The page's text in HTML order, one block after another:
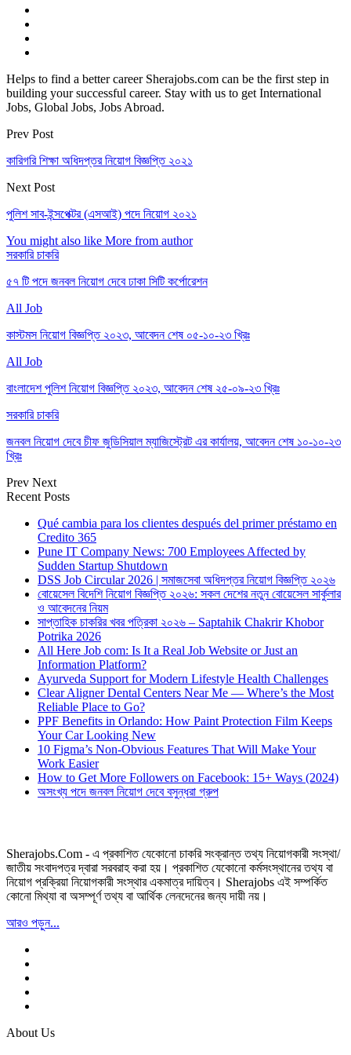
Helps to find a better career Sherajobs.com can be the first step in
building your successful career. Stay with us to get International
Jobs, Global Jobs, Jobs Abroad.
Prev Post
কারিগরি শিক্ষা অধিদপ্তর নিয়োগ বিজ্ঞপ্তি ২০২১
Next Post
পুলিশ সাব-ইন্সপেক্টর (এসআই) পদে নিয়োগ ২০২১
You might also like More from author
সরকারি চাকরি
৫৭ টি পদে জনবল নিয়োগ দেবে ঢাকা সিটি কর্পোরেশন
All Job
কাস্টমস নিয়োগ বিজ্ঞপ্তি ২০২৩, আবেদন শেষ ০৫-১০-২৩ খ্রিঃ
All Job
বাংলাদেশ পুলিশ নিয়োগ বিজ্ঞপ্তি ২০২৩, আবেদন শেষ ২৫-০৯-২৩ খ্রিঃ
সরকারি চাকরি
জনবল নিয়োগ দেবে চীফ জুডিসিয়াল ম্যাজিস্ট্রেট এর কার্যালয়, আবেদন শেষ ১০-১০-২৩
খ্রিঃ
Prev Next
Recent Posts
Qué cambia para los clientes después del primer préstamo en
Credito 365
Pune IT Company News: 700 Employees Affected by
Sudden Startup Shutdown
DSS Job Circular 2026 | সমাজসেবা অধিদপ্তর নিয়োগ বিজ্ঞপ্তি ২০২৬
বোয়েসেল বিদেশি নিয়োগ বিজ্ঞপ্তি ২০২৬: সকল দেশের নতুন বোয়েসেল সার্কুলার
ও আবেদনের নিয়ম
সাপ্তাহিক চাকরির খবর পত্রিকা ২০২৬ – Saptahik Chakrir Khobor
Potrika 2026
All Here Job com: Is It a Real Job Website or Just an
Information Platform?
Ayurveda Support for Modern Lifestyle Health Challenges
Clear Aligner Dental Centers Near Me — Where’s the Most
Reliable Place to Go?
PPF Benefits in Orlando: How Paint Protection Film Keeps
Your Car Looking New
10 Figma’s Non-Obvious Features That Will Make Your
Work Easier
How to Get More Followers on Facebook: 15+ Ways (2024)
অসংখ্য পদে জনবল নিয়োগ দেবে বসুন্ধরা গ্রুপ
Sherajobs.Com - এ প্রকাশিত যেকোনো চাকরি সংক্রান্ত তথ্য নিয়োগকারী সংস্থা/
জাতীয় সংবাদপত্র দ্বারা সরবরাহ করা হয়। প্রকাশিত যেকোনো কর্মসংস্থানের তথ্য বা
নিয়োগ প্রক্রিয়া নিয়োগকারী সংস্থার একমাত্র দায়িত্ব। Sherajobs এই সম্পর্কিত
কোনো মিথ্যা বা অসম্পূর্ণ তথ্য বা আর্থিক লেনদেনের জন্য দায়ী নয়।
আরও পড়ুন...
About Us